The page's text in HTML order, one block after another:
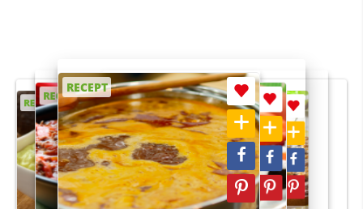
RECEPT
RECEPT
RECEPT
RECEPT
RECEPT